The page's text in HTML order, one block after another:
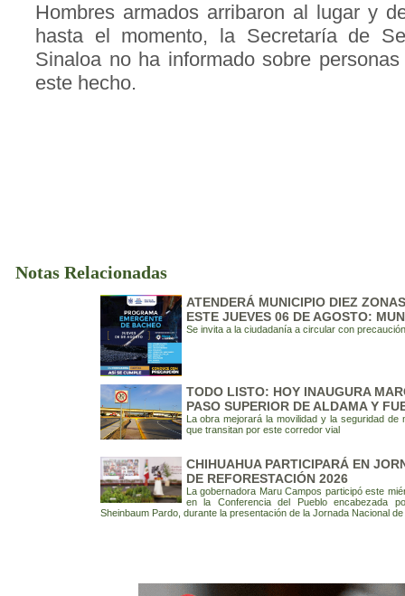
Hombres armados arribaron al lugar y
hasta el momento, la Secretaría de
Sinaloa no ha informado sobre
este hecho.
Notas Relacionadas
ATENDERÁ MUNICIPIO DIEZ
ESTE JUEVES 06 DE AGOSTO:
Se invita a la ciudadanía a circular con precaución
TODO LISTO: HOY INAUGURA
PASO SUPERIOR DE ALDAMA Y
La obra mejorará la movilidad y la seguridad de
que transitan por este corredor vial
CHIHUAHUA PARTICIPARÁ EN
DE REFORESTACIÓN 2026
La gobernadora Maru Campos participó este
en la Conferencia del Pueblo encabezada
Sheinbaum Pardo, durante la presentación de la Jornada Nacional